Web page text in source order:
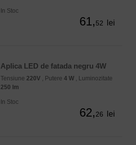
In Stoc
61,52 lei
Aplica LED de fatada negru 4W
Tensiune 220V , Putere 4 W , Luminozitate
250 lm
In Stoc
62,26 lei